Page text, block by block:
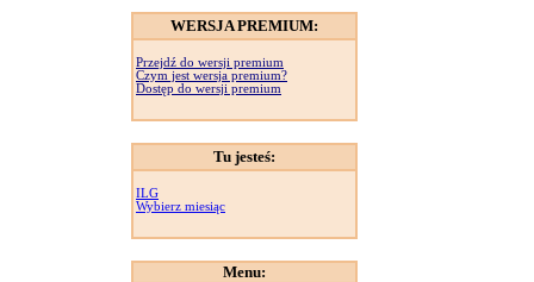
WERSJA PREMIUM:
Przejdź do wersji premium
Czym jest wersja premium?
Dostęp do wersji premium
Tu jesteś:
ILG
Wybierz miesiąc
Menu: